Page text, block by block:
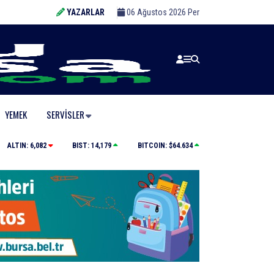
YAZARLAR 06 Ağustos 2026 Per
YEMEK SERVISLER
bu ay hizmete açılacak” Bursa’da orman yangınına havadan
ALTIN: 6,082 BIST: 14,179 BITCOIN: $64.634